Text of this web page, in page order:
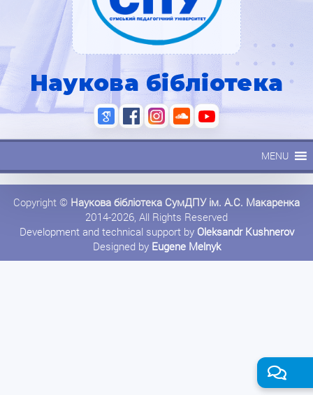
Наукова бібліотека
MENU
Copyright © Наукова бібліотека СумДПУ ім. А.С. Макаренка
2014-2026, All Rights Reserved
Development and technical support by Oleksandr Kushnerov
Designed by Eugene Melnyk